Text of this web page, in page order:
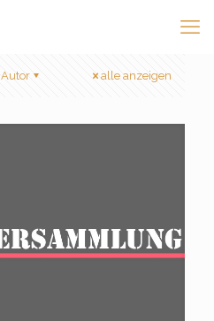
Autor alle anzeigen